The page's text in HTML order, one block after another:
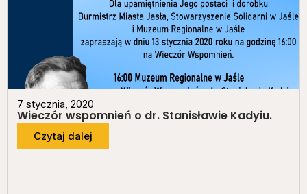
7 stycznia, 2020
Wieczór wspomnień o dr. Stanisławie Kadyiu.
Czytaj dalej